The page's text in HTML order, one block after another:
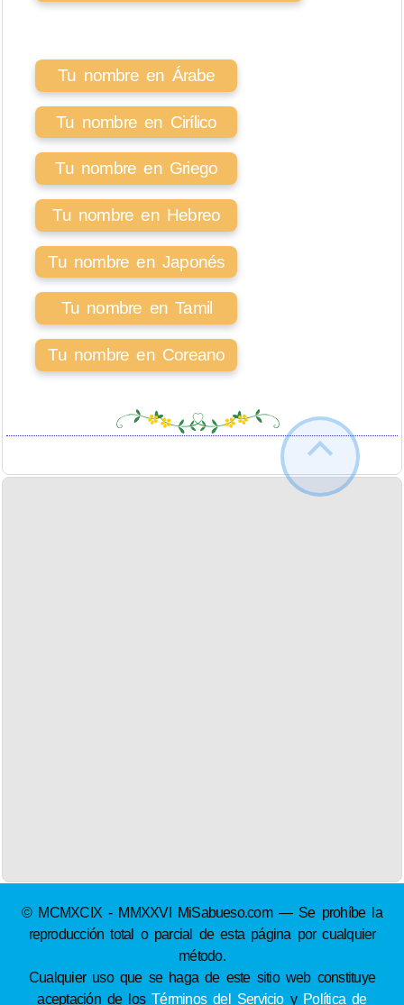
Tu nombre en Árabe
Tu nombre en Cirílico
Tu nombre en Griego
Tu nombre en Hebreo
Tu nombre en Japonés
Tu nombre en Tamil
Tu nombre en Coreano
© MCMXCIX - MMXXVI MiSabueso.com — Se prohíbe la
reproducción total o parcial de esta página por cualquier
método.
Cualquier uso que se haga de este sitio web constituye
aceptación de losTérminos del Servicioy Política de